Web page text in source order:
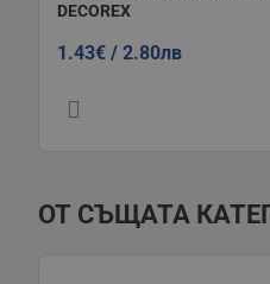
DECOREX
1.43€ / 2.80лв
ОТ СЪЩАТА